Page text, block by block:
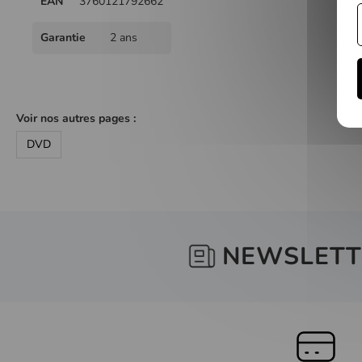
Garantie 2 ans
Voir nos autres pages :
DVD